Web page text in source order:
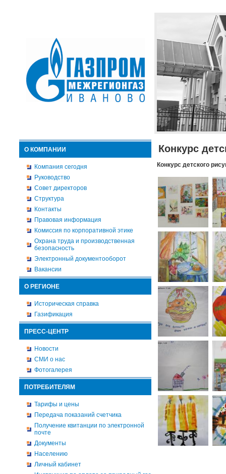
О КОМПАНИИ
Компания сегодня
Руководство
Совет директоров
Структура
Контакты
Правовая информация
Комиссия по корпоративной этике
Охрана труда и производственная
безопасность
Электронный документооборот
Вакансии
О РЕГИОНЕ
Историческая справка
Газификация
ПРЕСС-ЦЕНТР
Новости
СМИ о нас
Фотогалерея
ПОТРЕБИТЕЛЯМ
Тарифы и цены
Передача показаний счетчика
Получение квитанции по электронной
почте
Документы
Населению
Личный кабинет
Конкурс
Конкурс детского